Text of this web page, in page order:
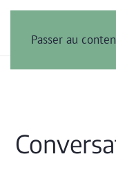
Passer au